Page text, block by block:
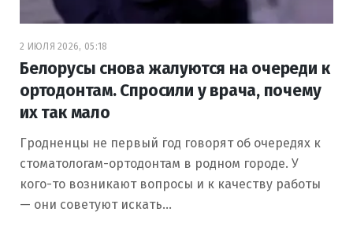
2 ИЮЛЯ 2026, 05:18
Белорусы снова жалуются на очереди к
ортодонтам. Спросили у врача, почему
их так мало
Гродненцы не первый год говорят об очередях к
стоматологам-ортодонтам в родном городе. У
кого-то возникают вопросы и к качеству работы
— они советуют искать…